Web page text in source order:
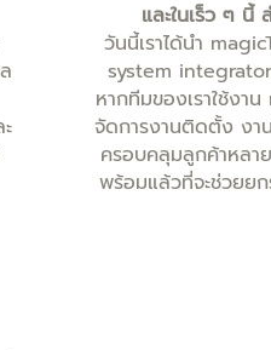
และในเร็ว ๆ
วันนี้เราได้นำ
system
หากทีมของเราใช้งา
จัดการงานติดตั้ง งา
ครอบคลุมลูกค้าหลา
พร้อมแล้วที่จะช่วยย